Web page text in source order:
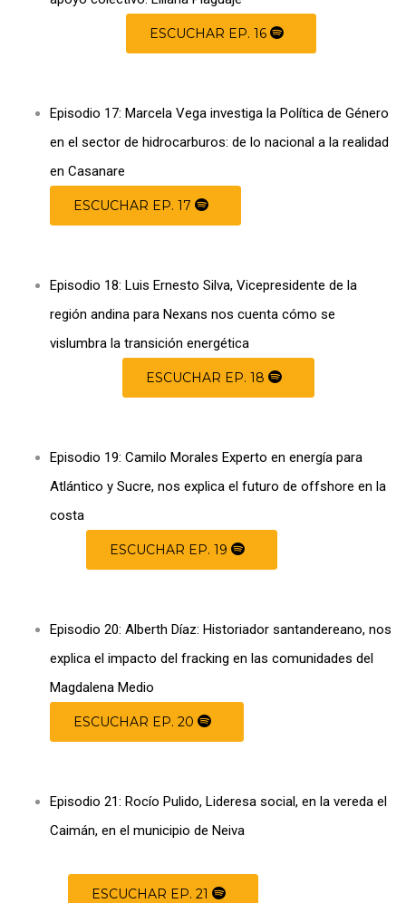
ESCUCHAR EP. 16
Episodio 17: Marcela Vega investiga la Política de Género
en el sector de hidrocarburos: de lo nacional a la realidad
en Casanare
ESCUCHAR EP. 17
Episodio 18: Luis Ernesto Silva, Vicepresidente de la
región andina para Nexans nos cuenta cómo se
vislumbra la transición energética
ESCUCHAR EP. 18
Episodio 19: Camilo Morales Experto en energía para
Atlántico y Sucre, nos explica el futuro de offshore en la
costa
ESCUCHAR EP. 19
Episodio 20: Alberth Díaz: Historiador santandereano, nos
explica el impacto del fracking en las comunidades del
Magdalena Medio
ESCUCHAR EP. 20
Episodio 21: Rocío Pulido, Lideresa social, en la vereda el
Caimán, en el municipio de Neiva
ESCUCHAR EP. 21